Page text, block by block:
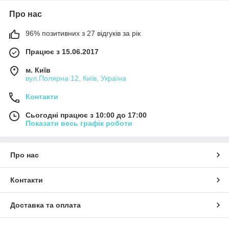
Про нас
96% позитивних з 27 відгуків за рік
Працює з 15.06.2017
м. Київ
вул.Полярна 12, Київ, Україна
Контакти
Сьогодні працює з 10:00 до 17:00
Показати весь графік роботи
Про нас
Контакти
Доставка та оплата